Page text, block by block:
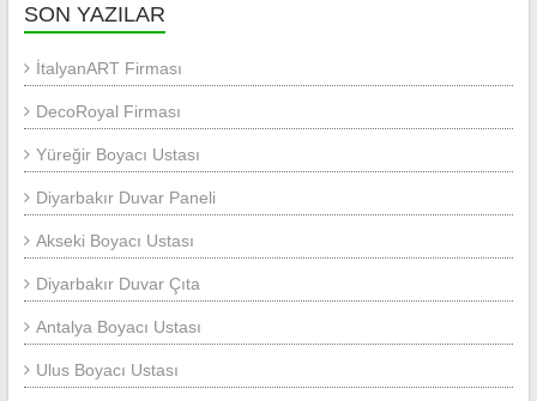
SON YAZILAR
İtalyanART Firması
DecoRoyal Firması
Yüreğir Boyacı Ustası
Diyarbakır Duvar Paneli
Akseki Boyacı Ustası
Diyarbakır Duvar Çıta
Antalya Boyacı Ustası
Ulus Boyacı Ustası